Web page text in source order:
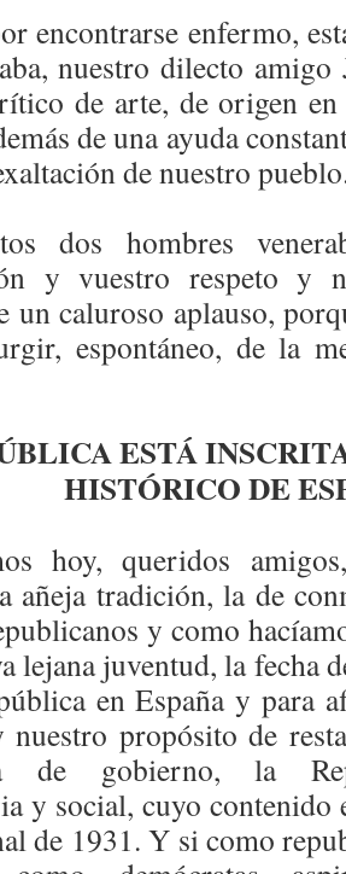
encontrarse enfermo,
nuestro dilecto amigo
de arte, de origen en
de una ayuda
de nuestro
dos hombres
y vuestro respeto y
un caluroso aplauso,
espontáneo, de la
ESTÁ
HISTÓRICO DE
hoy, queridos
añeja tradición, la de
y como
lejana juventud, la fecha
en España y para
nuestro propósito de
de gobierno, la
y social, cuyo contenido
de 1931. Y si como